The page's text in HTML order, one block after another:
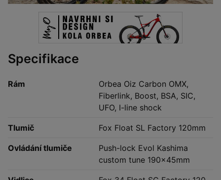
Specifikace
Rám
Orbea Oiz Carbon OMX,
Fiberlink, Boost, BSA, SIC,
UFO, I-line shock
Tlumič Fox Float SL Factory 120mm
Ovládání tlumiče
Push-lock Evol Kashima
custom tune 190x45mm